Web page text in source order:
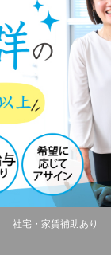
社宅・家賃補助あり